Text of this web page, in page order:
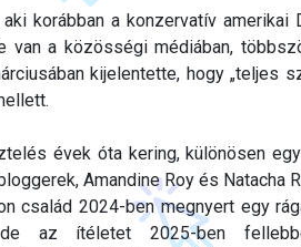
aki korábban a konzervatív
van a közösségi médiában,
kijelentette, hogy „teljes
évek óta kering, különösen
Amandine Roy és Natacha
család 2024-ben megnyert egy
az ítéletet 2025-ben